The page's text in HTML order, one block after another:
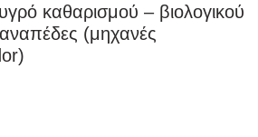
καθαρισμού – βιολογικού
(μηχανές